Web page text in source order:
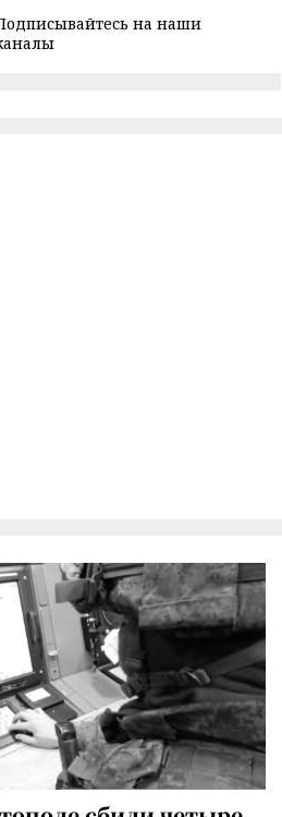
на наши